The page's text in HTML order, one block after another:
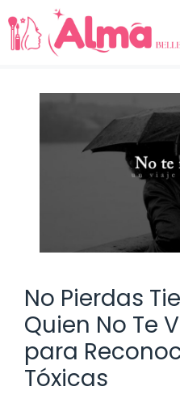
Saltar
al
contenido
No Pierdas
Quien No Te
para
Tóxicas